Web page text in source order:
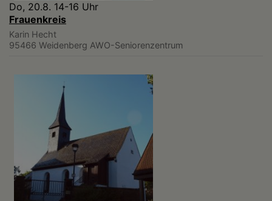
Do, 20.8. 14-16 Uhr
Frauenkreis
Karin Hecht
95466 Weidenberg AWO-Seniorenzentrum